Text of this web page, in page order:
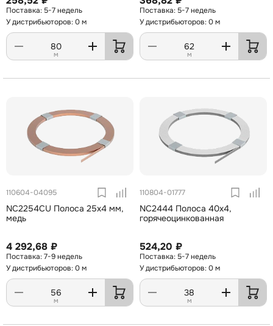
5-7 недель
У дистрибьюторов: 0 м
м
5-7 недель
У дистрибьюторов: 0 м
м
110604-04095
NC2254CU Полоса 25х4 мм,
медь
4 292,68 ₽
7-9 недель
У дистрибьюторов: 0 м
м
110804-01777
NC2444 Полоса 40х4,
горячеоцинкованная
524,20 ₽
5-7 недель
У дистрибьюторов: 0 м
м